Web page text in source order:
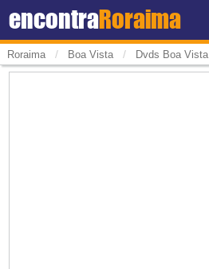
encontraRoraima
Roraima / Boa Vista / Dvds Boa Vista